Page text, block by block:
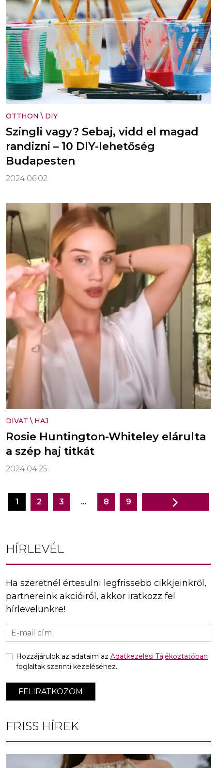
OTTHON \ DIY
Szingli vagy? Sebaj, vidd el magad
randizni – 10 DIY-lehetőség
Budapesten
2024.06.02.
DIVAT \ HAJ
Rosie Huntington-Whiteley elárulta
a szép haj titkát
2024.04.25.
Bejegyzés
1 2 3 … 8 9
HÍRLEVÉL
Ha szeretnél értesülni legfrissebb cikkjeinkről,
partnereink akcióiról, akkor iratkozz fel
hírlevelünkre!
FELIRATKOZOM
Hozzájárulok az adataim az Adatkezelési Tájékoztatóban
foglaltak szerinti kezeléséhez.
FRISS HÍREK